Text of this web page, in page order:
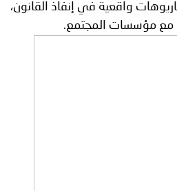
واقعية في إنفاذ القانون،
مع مؤسسات المجتمع.